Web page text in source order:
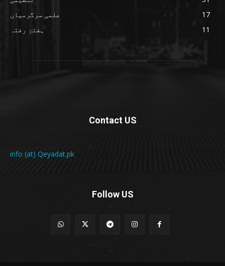
علمی سرگرمیاں
17
ہفتۂِ رفتہ
11
Contact US
info (at) Qeyadat.pk
Follow US